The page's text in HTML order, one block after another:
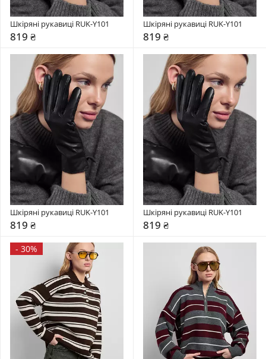
Шкіряні рукавиці RUK-Y101
819 ₴
Шкіряні рукавиці RUK-Y101
819 ₴
Шкіряні рукавиці RUK-Y101
819 ₴
Шкіряні рукавиці RUK-Y101
819 ₴
- 30%